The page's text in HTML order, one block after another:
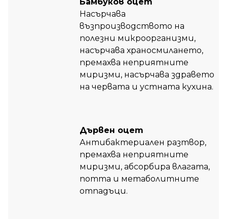
Насърчава
възпроизводството на
полезни микроорганизми,
насърчава храносмилането,
премахва неприятните
миризми, насърчава здравето
на червата и устната кухина.
Дървен оцет
Антибактериален разтвор,
премахва неприятните
миризми, абсорбира влагата,
потта и метаболитните
отпадъци.